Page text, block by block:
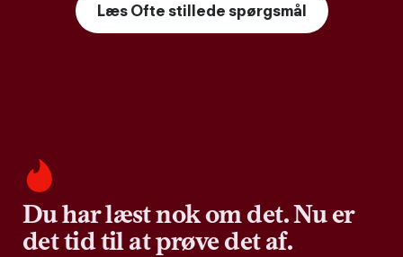
Læs Ofte stillede spørgsmål
Du har læst nok om det. Nu er
det tid til at prøve det af.